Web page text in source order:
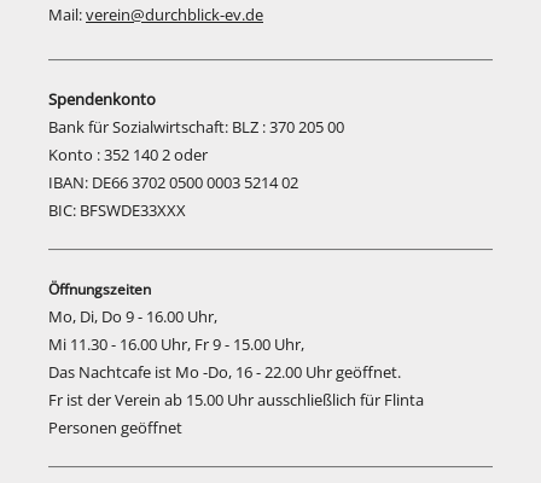
Mail:verein@durchblick-ev.de
Spendenkonto
Bank für Sozialwirtschaft: BLZ : 370 205 00
Konto : 352 140 2 oder
IBAN: DE66 3702 0500 0003 5214 02
BIC: BFSWDE33XXX
Öffnungszeiten
Mo, Di, Do 9 - 16.00 Uhr,
Mi 11.30 - 16.00 Uhr, Fr 9 - 15.00 Uhr,
Das Nachtcafe ist Mo -Do, 16 - 22.00 Uhr geöffnet.
Fr ist der Verein ab 15.00 Uhr ausschließlich für Flinta
Personen geöffnet